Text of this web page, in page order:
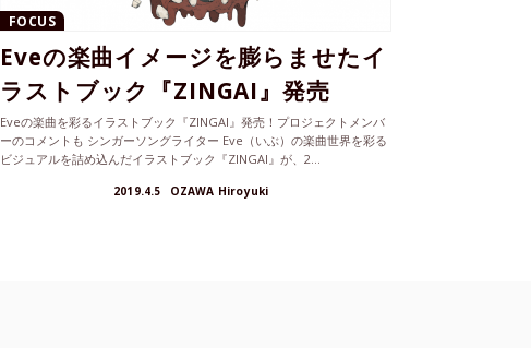
FOCUS
Eveの楽曲イメージを膨らませたイ
ラストブック『ZINGAI』発売
Eveの楽曲を彩るイラストブック『ZINGAI』発売！プロジェクトメンバ
ーのコメントも シンガーソングライター Eve（いぶ）の楽曲世界を彩る
ビジュアルを詰め込んだイラストブック『ZINGAI』が、2...
2019.4.5 OZAWA Hiroyuki